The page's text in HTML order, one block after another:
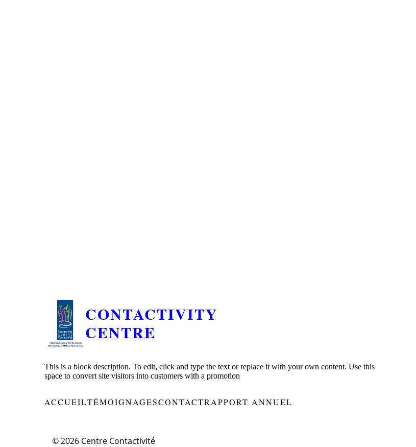
CONTACTIVITY
CENTRE
This is a block description. To edit, click and type the text or replace it with your own content. Use this
space to convert site visitors into customers with a promotion
ACCUEILTÉMOIGNAGESCONTACTRAPPORT ANNUEL
© 2026 Centre Contactivité